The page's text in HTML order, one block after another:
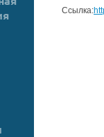
Ссылка: